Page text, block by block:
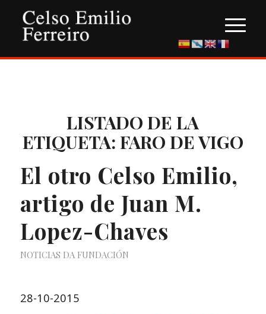
LISTADO DE LA
ETIQUETA: FARO DE VIGO
El otro Celso Emilio,
artigo de Juan M.
Lopez-Chaves
NOTICIAS DA FUNDACIÓN
28-10-2015